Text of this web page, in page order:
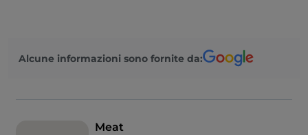
Alcune informazioni sono fornite da:
Meat